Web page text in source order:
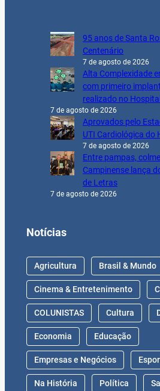
95 anos de Santa
Centenário
7 de agosto de 2026
Alta Complexidade
com primeiro
realizado no
7 de agosto de 2026
Aprovados pelo
UTI Cardiológica do
7 de agosto de 2026
Entre pampas,
Campinense lança
de Letras
7 de agosto de 2026
Notícias
Agricultura Brasil & Mundo
Cinema & Entretenimento
COLUNISTAS Cultura
Economia Educação
Empresas e Negócios
Na História Política